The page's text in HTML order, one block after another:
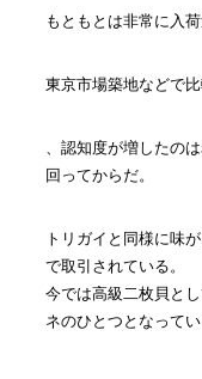
もともとは非常に入
東京市場築地などで
、認知度が増したの
回ってからだ。
トリガイと同様に味
で取引されている。
今では高級二枚貝と
ネのひとつとなってい